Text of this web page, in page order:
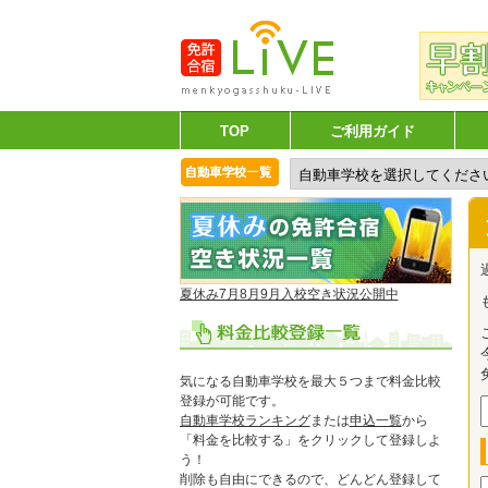
TOP ご利用ガイド
夏休み7月8月9月入校空き状況公開中
気になる自動車学校を最大５つまで料金比較
登録が可能です。
自動車学校ランキングまたは申込一覧から
「料金を比較する」をクリックして登録しよ
う！
削除も自由にできるので、どんどん登録して